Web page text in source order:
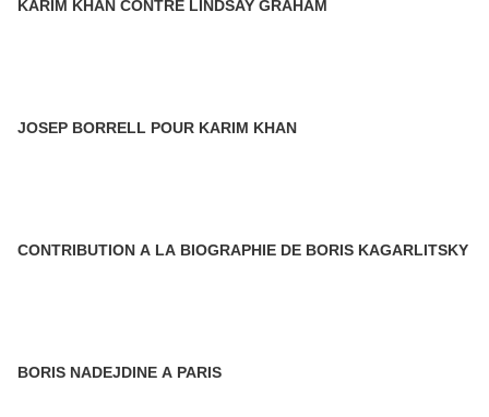
KARIM KHAN CONTRE LINDSAY GRAHAM
JOSEP BORRELL POUR KARIM KHAN
CONTRIBUTION A LA BIOGRAPHIE DE BORIS KAGARLITSKY
BORIS NADEJDINE A PARIS